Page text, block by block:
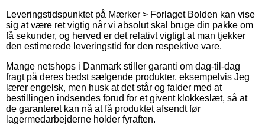
Leveringstidspunktet på Mærker > Forlaget Bolden kan vise
sig at være ret vigtig når vi absolut skal bruge din pakke om
få sekunder, og herved er det relativt vigtigt at man tjekker
den estimerede leveringstid for den respektive vare.
Mange netshops i Danmark stiller garanti om dag-til-dag
fragt på deres bedst sælgende produkter, eksempelvis Jeg
lærer engelsk, men husk at det står og falder med at
bestillingen indsendes forud for et givent klokkeslæt, så at
de garanteret kan nå at få produktet afsendt før
lagermedarbejderne holder fyraften.